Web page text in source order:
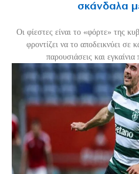
σκάνδαλα
Οι φίεστες είναι το «φόρτε» της
φροντίζει να το αποδεικνύει σε
παρουσιάσεις και εγκαίνια